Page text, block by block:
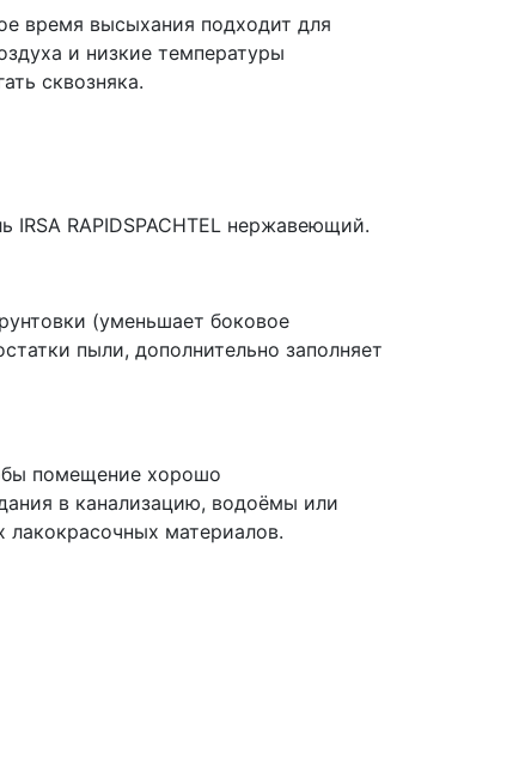
время высыхания подходит для
и низкие температуры
сквозняка.
IRSA RAPIDSPACHTEL нержавеющий.
(уменьшает боковое
пыли, дополнительно заполняет
помещение хорошо
в канализацию, водоёмы или
материалов.